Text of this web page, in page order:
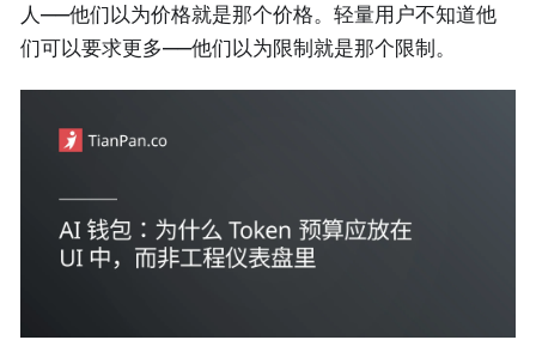
人——他们以为价格就是那个价格。轻量用户不知道他
们可以要求更多——他们以为限制就是那个限制。